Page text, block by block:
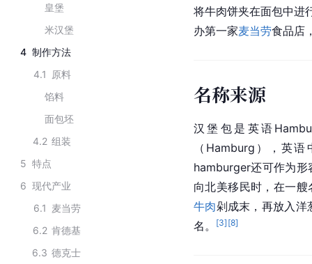
皇堡
米汉堡
4 制作方法
4.1
原料
馅料
面包坯
4.2 组装
5 特点
6 现代产业
6.1 麦当劳
6.2 肯德基
6.3 德克士
将牛肉饼夹在面包中进
办第一家麦当劳食品店
名称来源
汉堡包是英语
（Hamburg），英
hamburger还可作为形
向北美移民时，在一
牛肉剁成末，再放入
名。
[3] [8]